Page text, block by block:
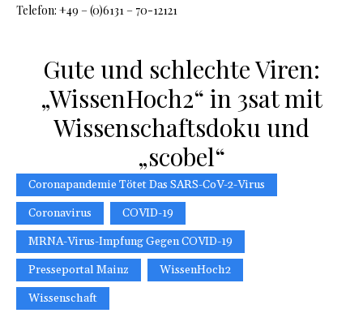
Telefon: +49 – (0)6131 – 70-12121
Gute und schlechte Viren:
„WissenHoch2“ in 3sat mit
Wissenschaftsdoku und
„scobel“
Coronapandemie Tötet Das SARS-CoV-2-Virus
Coronavirus
COVID-19
MRNA-Virus-Impfung Gegen COVID-19
Presseportal Mainz
WissenHoch2
Wissenschaft